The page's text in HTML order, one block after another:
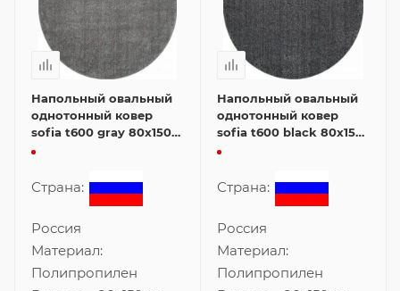
Напольный овальный
однотонный ковер
sofia t600 gray 80x150
см
Страна:
Россия
Материал:
Полипропилен
Напольный овальный
однотонный ковер
sofia t600 black 80x150
см
Страна:
Россия
Материал:
Полипропилен